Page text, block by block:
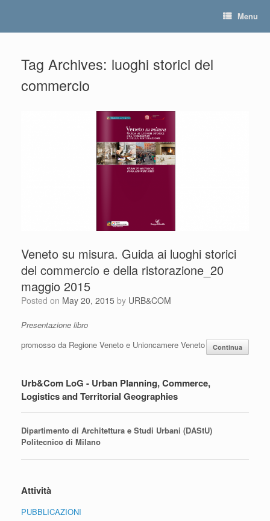
Menu
Tag Archives: luoghi storici del
commercio
Veneto su misura. Guida ai luoghi storici
del commercio e della ristorazione_20
maggio 2015
Posted on May 20, 2015 by URB&COM
Presentazione libro
promosso da Regione Veneto e Unioncamere Veneto
Continua
Urb&Com LoG - Urban Planning, Commerce,
Logistics and Territorial Geographies
Dipartimento di Architettura e Studi Urbani (DAStU)
Politecnico di Milano
Attività
PUBBLICAZIONI